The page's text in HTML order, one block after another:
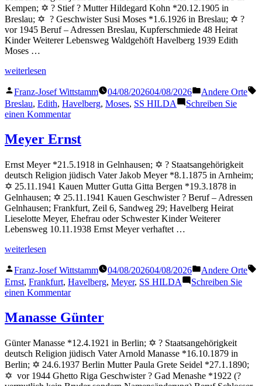
Kempen; ✡ ? Stief ? Mutter Hildegard Kohn *20.12.1905 in
Breslau; ✡ ? Geschwister Susi Moses *1.6.1926 in Breslau; ✡ ?
vor 1945 Beruf – Adressen Breslau, Kupferschmiede 48 Heirat
Kinder Weiterer Lebensweg Waldgehöft Havelberg 1939 Edith
Moses …
„Moses
weiterlesen
Veröffentlicht
von
Franz-Josef Wittstamm 04/08/202604/08/2026
Veröffentlicht
in
Andere Orte
Breslau, Edith, Havelberg, Moses, SS HILDA
Schreiben Sie
einen Kommentarzu
Edith
Meyer Ernst
Ernst Meyer *21.5.1918 in Gelnhausen; ✡ ? Staatsangehörigkeit
deutsch Religion jüdisch Vater Jakob Meyer *8.1.1875 in Arnheim;
✡ 25.11.1941 Kauen Mutter Gutta Gitta Bergen *19.3.1878 in
Gelnhausen; ✡ 25.11.1941 Kauen Geschwister ? Beruf – Adressen
Gelnhausen; Frankfurt, Zeil 6, Sandweg 29; Havelberg Heirat
Lieselotte Meyer, Ehefrau oder Schwester Kinder Weiterer
Lebensweg 10.11.1938 Ernst Meyer verhaftet …
„Meyer
weiterlesen
Veröffentlicht
von
Franz-Josef Wittstamm 04/08/202604/08/2026
Veröffentlicht
in
Andere Orte
Ernst, Frankfurt, Havelberg, Meyer, SS HILDA
Schreiben Sie
einen Kommentarzu
Ernst
Manasse Günter
Günter Manasse *12.4.1921 in Berlin; ✡ ? Staatsangehörigkeit
deutsch Religion jüdisch Vater Arnold Manasse *16.10.1879 in
Berlin; ✡ 24.6.1937 Berlin Mutter Paula Grete Seidel *27.1.1890;
✡ vor 1944 Ghetto Riga Geschwister ? Gad Menashe *1922 (?